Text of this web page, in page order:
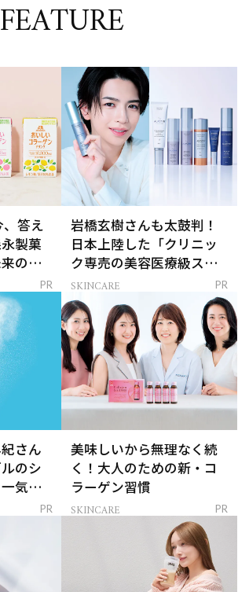
FEATURE
、答え
製菓
のキ
PR
岩橋玄樹さんも太鼓判！
日本上陸した「クリニッ
ク専売の美容医療級スキ
ンケア」
SKINCARE PR
さん
のシ
気に
PR
美味しいから無理なく続
く！大人のための新・コ
ラーゲン習慣
SKINCARE PR